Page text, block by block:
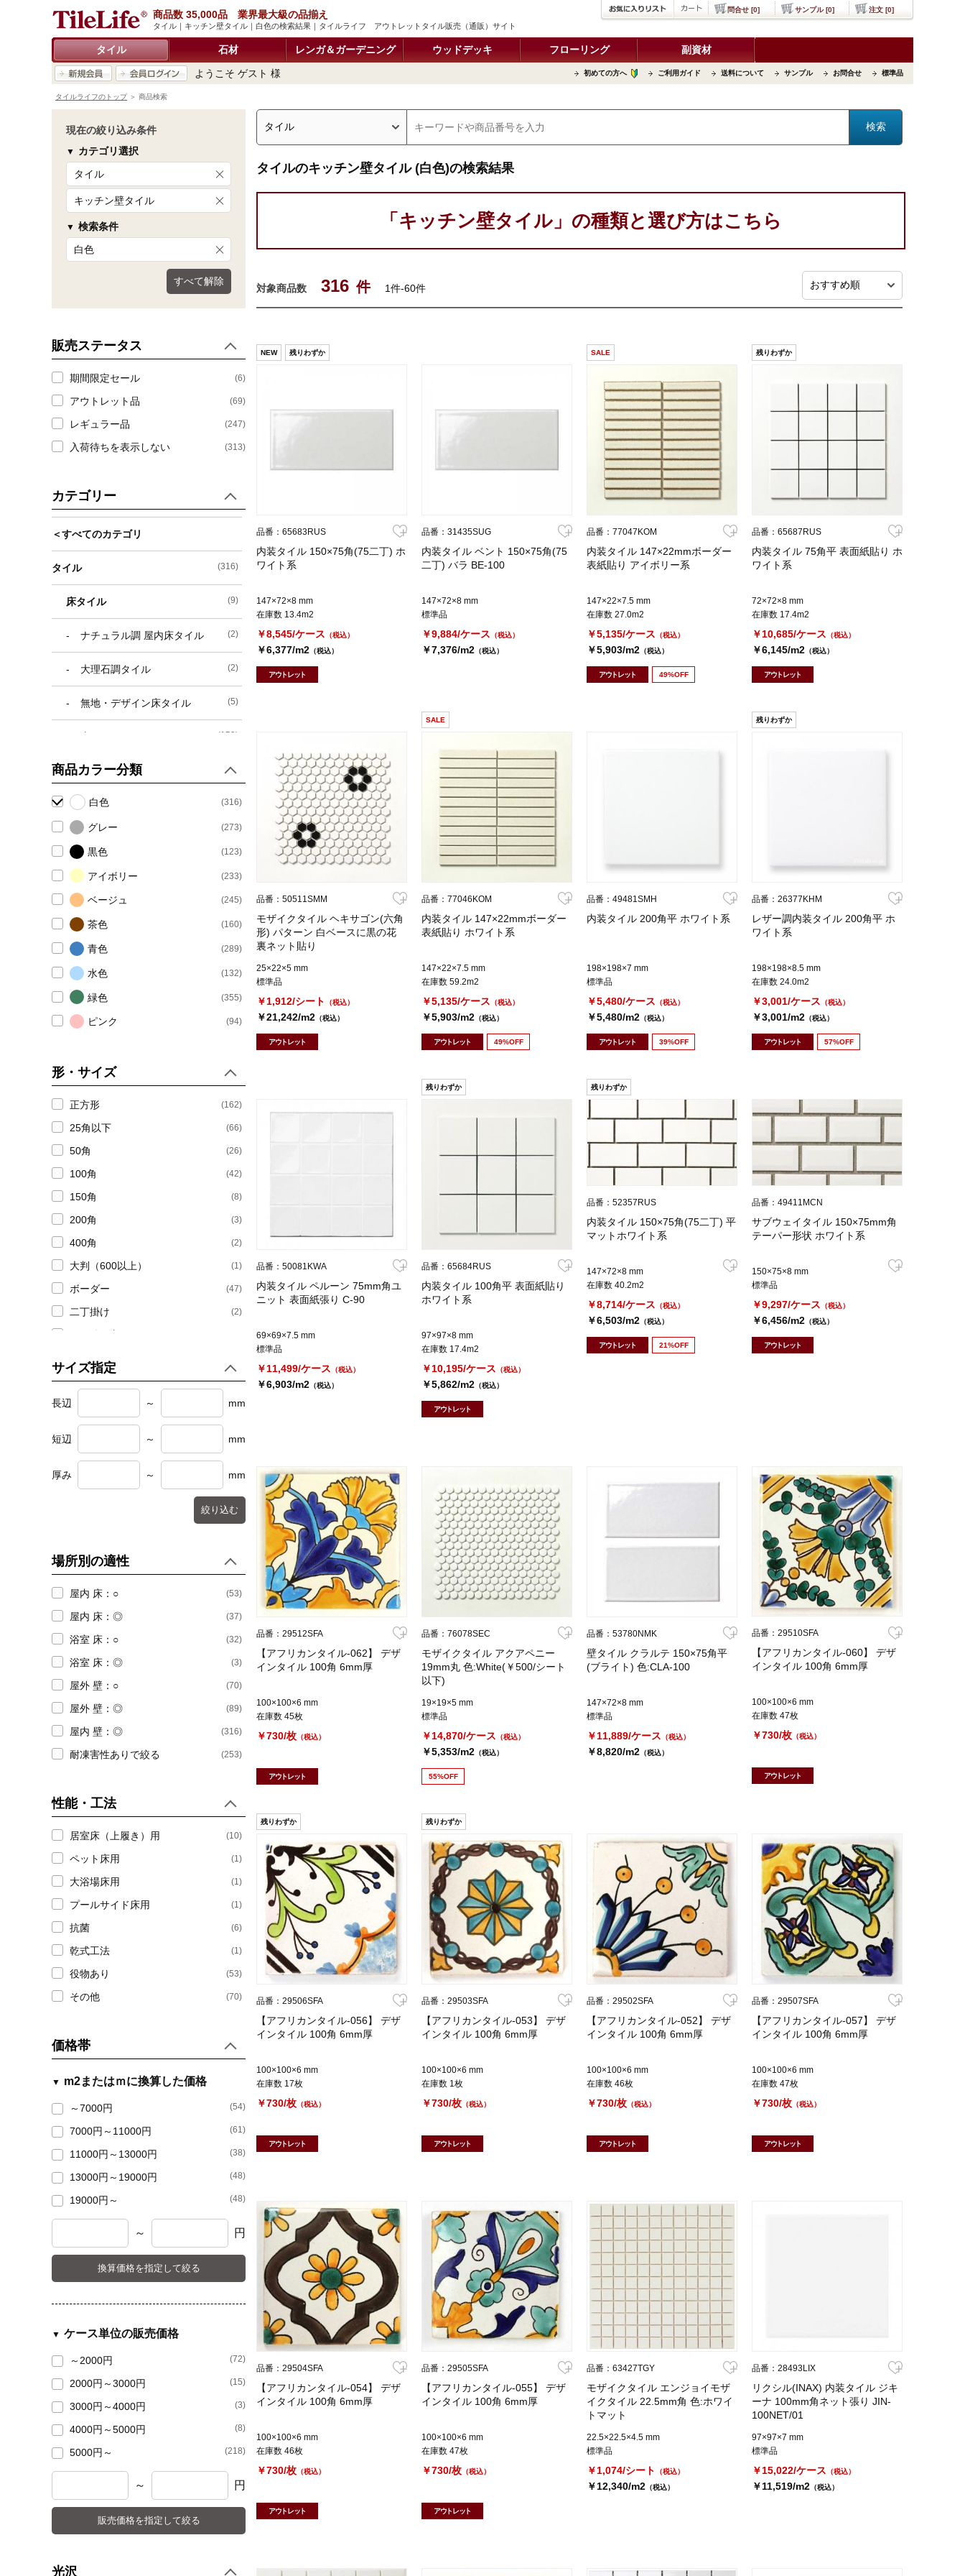
タイル｜キッチン壁タイル｜白色の検索結果｜タイルライフ アウトレットタイル販売（通販）サイト
商品数 35,000品 業界最大級の品揃え
タイル 石材 レンガ＆ガーデニング ウッドデッキ フローリング 副資材
ようこそ ゲスト 様 初めての方へ ご利用ガイド 送料について サンプル お問合せ 標準品
問合せ [0] サンプル [0] 注文 [0]
タイルライフのトップ＞ 商品検索
現在の絞り込み条件
カテゴリ選択
タイル
キッチン壁タイル
検索条件
白色
すべて解除
販売ステータス
期間限定セール (6)
アウトレット品 (69)
レギュラー品 (247)
入荷待ちを表示しない (313)
カテゴリー
＜すべてのカテゴリ
タイル (316)
床タイル (9)
ナチュラル調 屋内床タイル (2)
大理石調タイル (2)
無地・デザイン床タイル (5)
(153)
タイルモザイク (149)
ガラスモザイク (4)
外壁タイル
二丁掛けタイル ・ 小口タイル (3)
ボーダータイル ・ その他サイズ(6)
内装タイル
プレーンタイル (無地) (78)
デザインタイル(地模様)
装飾タイル (19)
デザイン ・ アクセントタイル (43)
ガラス (4)
逸品タイル (3)
場所別おすすめタイル (316)
トイレ・キッチン床タイル
(294)
玄関(内)・屋内床タイル (5)
商品カラー分類
白色 (316)
グレー (273)
黒色 (123)
アイボリー (233)
ベージュ (245)
茶色 (160)
青色 (289)
水色 (132)
緑色 (355)
ピンク (94)
あずき色 (93)
色ミックス
金・銀・銅 (13)
色幅あり (848)
形・サイズ
正方形 (162)
25角以下 (66)
50角 (26)
100角 (42)
150角 (8)
200角 (3)
400角 (2)
大判（600以上） (1)
ボーダー (47)
二丁掛け (2)
三角形 (5)
乱形 (不定形) (3)
円形
楕円形
その他異形状 (16)
サイズ指定
長辺 ～ mm
短辺 ～ mm
厚み ～ mm
絞り込む
場所別の適性
屋内 床：○ (53)
屋内 床：◎ (37)
浴室 床：○ (32)
浴室 床：◎ (3)
屋外 壁：○ (70)
屋外 壁：◎ (89)
屋内 壁：◎ (316)
耐凍害性ありで絞る (253)
性能・工法
居室床（上履き）用 (10)
ペット床用 (1)
大浴場床用 (1)
プールサイド床用 (1)
抗菌 (6)
乾式工法 (1)
役物あり (53)
その他 (70)
価格帯
m2またはｍに換算した価格
～7000円 (54)
7000円～11000円 (61)
11000円～13000円 (38)
13000円～19000円 (48)
19000円～ (48)
～ 円
換算価格を指定して絞る
ケース単位の販売価格
～2000円 (72)
2000円～3000円 (15)
3000円～4000円 (3)
4000円～5000円 (8)
5000円～ (218)
～ 円
販売価格を指定して絞る
光沢
タイルのキッチン壁タイル (白色)の検索結果
「キッチン壁タイル」の種類と選び方はこちら
対象商品数 316 件 1件-60件
NEW 残りわずか
品番：65683RUS
内装タイル 150×75角(75二丁) ホ
ワイト系
147×72×8 mm
在庫数 13.4m2
￥8,545/ケース （税込）
￥6,377/m2 （税込）
アウトレット
品番：31435SUG
内装タイル ベント 150×75角(75
二丁) バラ BE-100
147×72×8 mm
標準品
￥9,884/ケース （税込）
￥7,376/m2 （税込）
SALE
品番：77047KOM
内装タイル 147×22mmボーダー
表紙貼り アイボリー系
147×22×7.5 mm
在庫数 27.0m2
￥5,135/ケース （税込）
￥5,903/m2 （税込）
アウトレット 49%OFF
残りわずか
品番：65687RUS
内装タイル 75角平 表面紙貼り ホ
ワイト系
72×72×8 mm
在庫数 17.4m2
￥10,685/ケース （税込）
￥6,145/m2 （税込）
アウトレット
品番：50511SMM
モザイクタイル ヘキサゴン(六角
形) パターン 白ベースに黒の花
裏ネット貼り
25×22×5 mm
標準品
￥1,912/シート （税込）
￥21,242/m2 （税込）
アウトレット
SALE
品番：77046KOM
内装タイル 147×22mmボーダー
表紙貼り ホワイト系
147×22×7.5 mm
在庫数 59.2m2
￥5,135/ケース （税込）
￥5,903/m2 （税込）
アウトレット 49%OFF
品番：49481SMH
内装タイル 200角平 ホワイト系
198×198×7 mm
標準品
￥5,480/ケース （税込）
￥5,480/m2 （税込）
アウトレット 39%OFF
残りわずか
品番：26377KHM
レザー調内装タイル 200角平 ホ
ワイト系
198×198×8.5 mm
在庫数 24.0m2
￥3,001/ケース （税込）
￥3,001/m2 （税込）
アウトレット 57%OFF
品番：50081KWA
内装タイル ペルーン 75mm角ユ
ニット 表面紙張り C-90
69×69×7.5 mm
標準品
￥11,499/ケース （税込）
￥6,903/m2 （税込）
残りわずか
品番：65684RUS
内装タイル 100角平 表面紙貼り
ホワイト系
97×97×8 mm
在庫数 17.4m2
￥10,195/ケース （税込）
￥5,862/m2 （税込）
アウトレット
残りわずか
品番：52357RUS
内装タイル 150×75角(75二丁) 平
マットホワイト系
147×72×8 mm
在庫数 40.2m2
￥8,714/ケース （税込）
￥6,503/m2 （税込）
アウトレット 21%OFF
品番：49411MCN
サブウェイタイル 150×75mm角
テーパー形状 ホワイト系
150×75×8 mm
標準品
￥9,297/ケース （税込）
￥6,456/m2 （税込）
アウトレット
品番：29512SFA
【アフリカンタイル-062】 デザ
インタイル 100角 6mm厚
100×100×6 mm
在庫数 45枚
￥730/枚 （税込）
アウトレット
品番：76078SEC
モザイクタイル アクアペニー
19mm丸 色:White(￥500/シート
以下)
19×19×5 mm
標準品
￥14,870/ケース （税込）
￥5,353/m2 （税込）
55%OFF
品番：53780NMK
壁タイル クラルテ 150×75角平
(ブライト) 色:CLA-100
147×72×8 mm
標準品
￥11,889/ケース （税込）
￥8,820/m2 （税込）
品番：29510SFA
【アフリカンタイル-060】 デザ
インタイル 100角 6mm厚
100×100×6 mm
在庫数 47枚
￥730/枚 （税込）
アウトレット
残りわずか
品番：29506SFA
【アフリカンタイル-056】 デザ
インタイル 100角 6mm厚
100×100×6 mm
在庫数 17枚
￥730/枚 （税込）
アウトレット
残りわずか
品番：29503SFA
【アフリカンタイル-053】 デザ
インタイル 100角 6mm厚
100×100×6 mm
在庫数 1枚
￥730/枚 （税込）
アウトレット
品番：29502SFA
【アフリカンタイル-052】 デザ
インタイル 100角 6mm厚
100×100×6 mm
在庫数 46枚
￥730/枚 （税込）
アウトレット
品番：29507SFA
【アフリカンタイル-057】 デザ
インタイル 100角 6mm厚
100×100×6 mm
在庫数 47枚
￥730/枚 （税込）
アウトレット
品番：29504SFA
【アフリカンタイル-054】 デザ
インタイル 100角 6mm厚
100×100×6 mm
在庫数 46枚
￥730/枚 （税込）
アウトレット
品番：29505SFA
【アフリカンタイル-055】 デザ
インタイル 100角 6mm厚
100×100×6 mm
在庫数 47枚
￥730/枚 （税込）
アウトレット
品番：63427TGY
モザイクタイル エンジョイモザ
イクタイル 22.5mm角 色:ホワイ
トマット
22.5×22.5×4.5 mm
標準品
￥1,074/シート （税込）
￥12,340/m2 （税込）
品番：28493LIX
リクシル(INAX) 内装タイル ジキ
ーナ 100mm角ネット張り JIN-
100NET/01
97×97×7 mm
標準品
￥15,022/ケース （税込）
￥11,519/m2 （税込）